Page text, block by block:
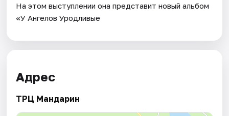
На этом выступлении она представит новый альбом
«У Ангелов Уродливые
Адрес
ТРЦ Мандарин